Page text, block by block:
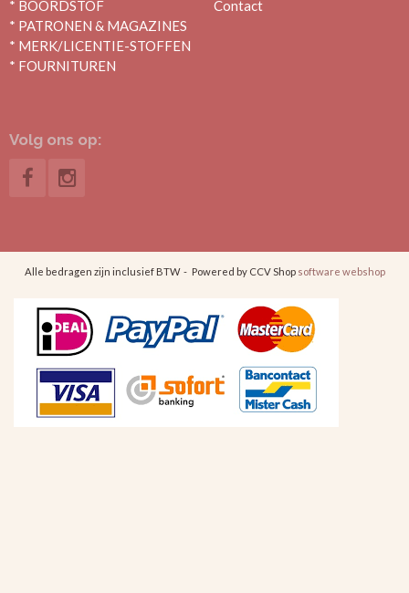
* BOORDSTOF
* PATRONEN & MAGAZINES
* MERK/LICENTIE-STOFFEN
* FOURNITUREN
Contact
Volg ons op:
Alle bedragen zijn inclusief BTW - Powered by CCV Shop software webshop